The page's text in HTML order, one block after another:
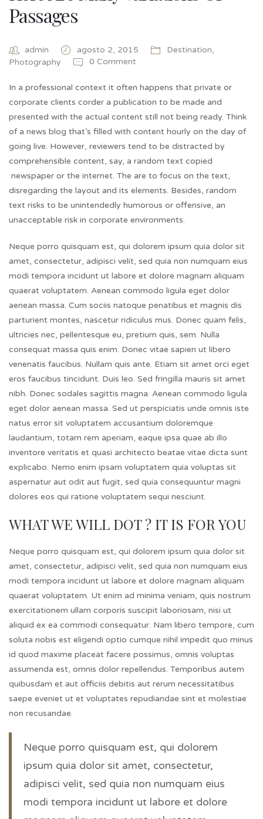
Passages
admin agosto 2, 2015 Destination,
Photography
0 Comment
In a professional context it often happens that private or
corporate clients corder a publication to be made and
presented with the actual content still not being ready. Think
of a news blog that’s filled with content hourly on the day of
going live. However, reviewers tend to be distracted by
comprehensible content, say, a random text copied
newspaper or the internet. The are to focus on the text,
disregarding the layout and its elements. Besides, random
text risks to be unintendedly humorous or offensive, an
unacceptable risk in corporate environments.
Neque porro quisquam est, qui dolorem ipsum quia dolor sit
amet, consectetur, adipisci velit, sed quia non numquam eius
modi tempora incidunt ut labore et dolore magnam aliquam
quaerat voluptatem. Aenean commodo ligula eget dolor
aenean massa. Cum sociis natoque penatibus et magnis dis
parturient montes, nascetur ridiculus mus. Donec quam felis,
ultricies nec, pellentesque eu, pretium quis, sem. Nulla
consequat massa quis enim. Donec vitae sapien ut libero
venenatis faucibus. Nullam quis ante. Etiam sit amet orci eget
eros faucibus tincidunt. Duis leo. Sed fringilla mauris sit amet
nibh. Donec sodales sagittis magna. Aenean commodo ligula
eget dolor aenean massa. Sed ut perspiciatis unde omnis iste
natus error sit voluptatem accusantium doloremque
laudantium, totam rem aperiam, eaque ipsa quae ab illo
inventore veritatis et quasi architecto beatae vitae dicta sunt
explicabo. Nemo enim ipsam voluptatem quia voluptas sit
aspernatur aut odit aut fugit, sed quia consequuntur magni
dolores eos qui ratione voluptatem sequi nesciunt.
WHAT WE WILL DOT ? IT IS FOR YOU
Neque porro quisquam est, qui dolorem ipsum quia dolor sit
amet, consectetur, adipisci velit, sed quia non numquam eius
modi tempora incidunt ut labore et dolore magnam aliquam
quaerat voluptatem. Ut enim ad minima veniam, quis nostrum
exercitationem ullam corporis suscipit laboriosam, nisi ut
aliquid ex ea commodi consequatur. Nam libero tempore, cum
soluta nobis est eligendi optio cumque nihil impedit quo minus
id quod maxime placeat facere possimus, omnis voluptas
assumenda est, omnis dolor repellendus. Temporibus autem
quibusdam et aut officiis debitis aut rerum necessitatibus
saepe eveniet ut et voluptates repudiandae sint et molestiae
non recusandae.
Neque porro quisquam est, qui dolorem
ipsum quia dolor sit amet, consectetur,
adipisci velit, sed quia non numquam eius
modi tempora incidunt ut labore et dolore